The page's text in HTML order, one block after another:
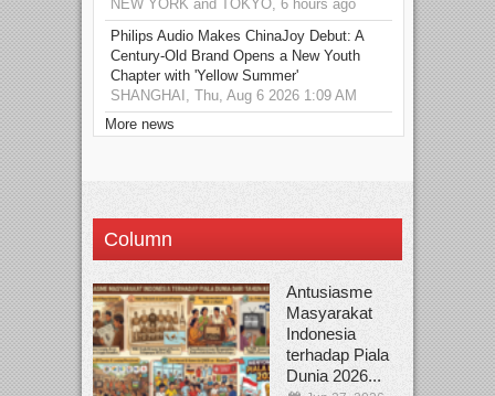
NEW YORK and TOKYO, 6 hours ago
Philips Audio Makes ChinaJoy Debut: A
Century-Old Brand Opens a New Youth
Chapter with 'Yellow Summer'
SHANGHAI, Thu, Aug 6 2026 1:09 AM
More news
Column
Antusiasme
Masyarakat
Indonesia
terhadap Piala
Dunia 2026...